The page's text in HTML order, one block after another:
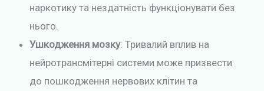
наркотику та нездатність функціонувати без
нього.
Ушкодження мозку: Тривалий вплив на
нейротрансмітерні системи може призвести
до пошкодження нервових клітин та